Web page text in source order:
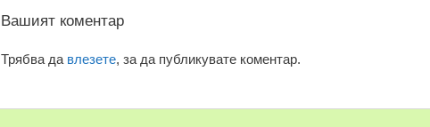
Вашият коментар
Трябва да влезете, за да публикувате коментар.